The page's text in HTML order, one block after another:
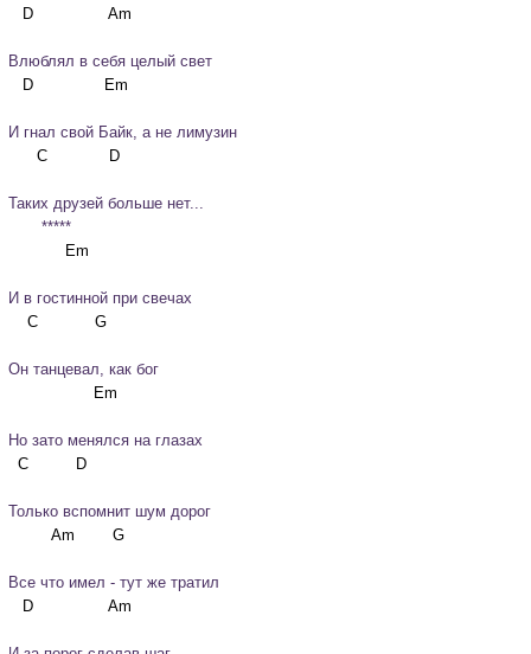
Влюблял в себя целый свет
И гнал свой Байк, а не лимузин
Таких друзей больше нет...
       *****
И в гостинной при свечах
Он танцевал, как бог
Но зато менялся на глазах
Только вспомнит шум дорог
Все что имел - тут же тратил